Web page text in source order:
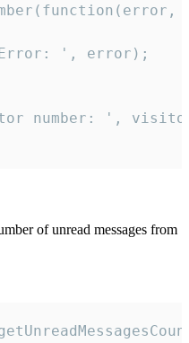
', error);
number: ',
of unread messages from